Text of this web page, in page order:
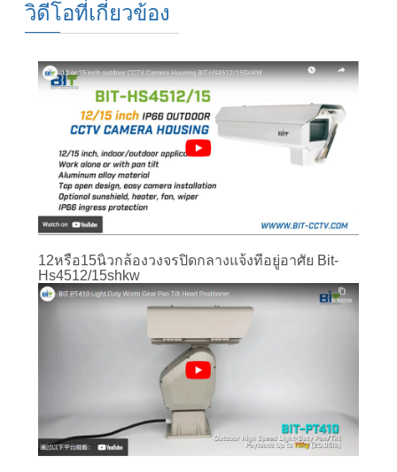
วิดีโอที่เกี่ยวข้อง
12หรือ15นิ้วกล้องวงจรปิดกลางแจ้งที่อยู่อาศัย Bit-
Hs4512/15shkw